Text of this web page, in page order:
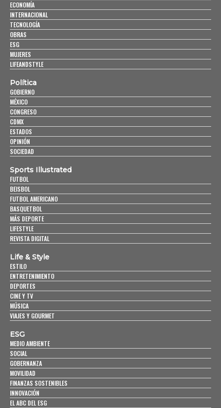
ECONOMÍA
INTERNACIONAL
TECNOLOGÍA
OBRAS
ESG
MUJERES
LIFEANDSTYLE
Política
GOBIERNO
MÉXICO
CONGRESO
CDMX
ESTADOS
OPINIÓN
SOCIEDAD
Sports Illustrated
FUTBOL
BEISBOL
FUTBOL AMERICANO
BASQUETBOL
MÁS DEPORTE
LIFESTYLE
REVISTA DIGITAL
Life & Style
ESTILO
ENTRETENIMIENTO
DEPORTES
CINE Y TV
MÚSICA
VIAJES Y GOURMET
ESG
MEDIO AMBIENTE
SOCIAL
GOBERNANZA
MOVILIDAD
FINANZAS SOSTENIBLES
INNOVACIÓN
EL ABC DEL ESG